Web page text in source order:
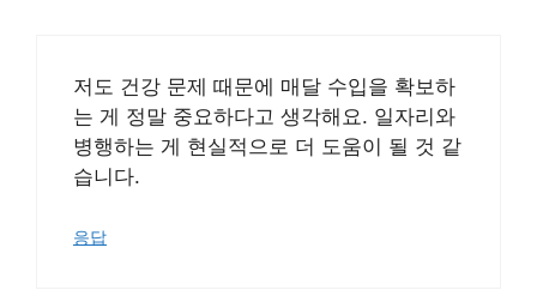
저도 건강 문제 때문에 매달 수입을 확보하
는 게 정말 중요하다고 생각해요. 일자리와
병행하는 게 현실적으로 더 도움이 될 것 같
습니다.
응답